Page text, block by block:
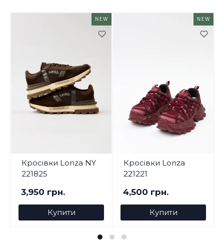
NEW
Кросівки Lonza NY
221825
3,950 грн.
Купити
NEW
Кросівки Lonza
221221
4,500 грн.
Купити